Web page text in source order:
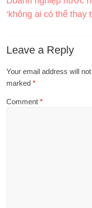
‘không ai có thể thay
Leave a Reply
Your email address will
marked*
Comment*